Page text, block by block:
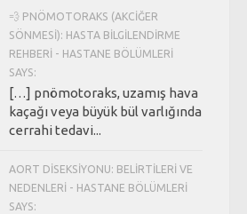
💨 PNÖMOTORAKS (AKCIĞER
SÖNMESI): HASTA BILGILENDIRME
REHBERI - HASTANE BÖLÜMLERI
SAYS:
[…] pnömotoraks, uzamış hava
kaçağı veya büyük bül varlığında
cerrahi tedavi...
AORT DISEKSIYONU: BELIRTILERI VE
NEDENLERI - HASTANE BÖLÜMLERI
SAYS: